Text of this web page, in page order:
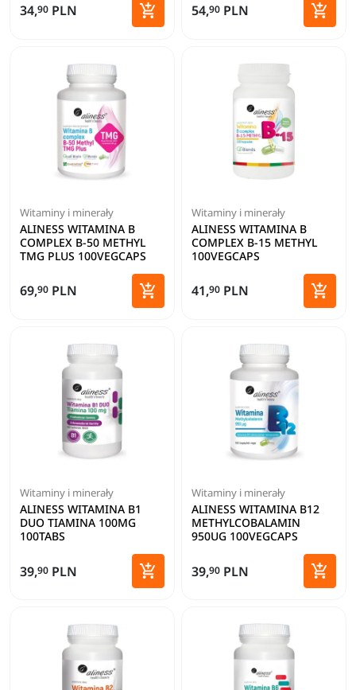
34,90 PLN 
Dodaj do koszyka
54,90 PLN 
Dodaj
Witaminy i minerały
ALINESS WITAMINA B
COMPLEX B-50 METHYL
TMG PLUS 100VEGCAPS
69,90 PLN 
Dodaj do koszyka
Witaminy i minerały
ALINESS WITAMINA B
COMPLEX B-15 METHYL
100VEGCAPS
41,90 PLN 
Dodaj
Witaminy i minerały
ALINESS WITAMINA B1
DUO TIAMINA 100MG
100TABS
39,90 PLN 
Dodaj do koszyka
Witaminy i minerały
ALINESS WITAMINA B12
METHYLCOBALAMIN
950UG 100VEGCAPS
39,90 PLN 
Dodaj